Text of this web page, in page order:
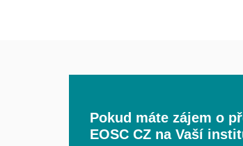
Pokud máte zájem o
EOSC CZ na Vaší